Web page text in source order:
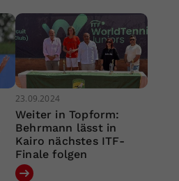
23.09.2024
Weiter in Topform:
Behrmann lässt in
Kairo nächstes ITF-
Finale folgen